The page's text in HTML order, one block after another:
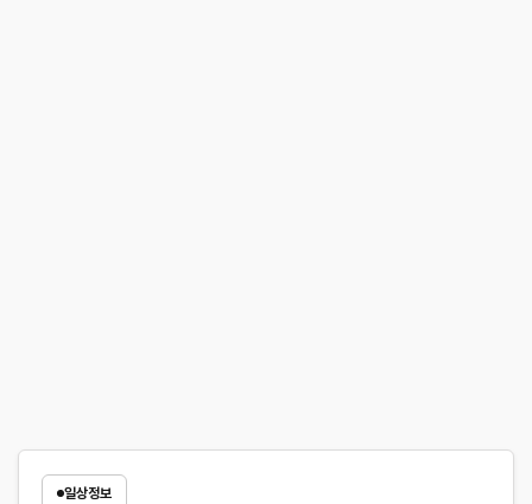
일상정보